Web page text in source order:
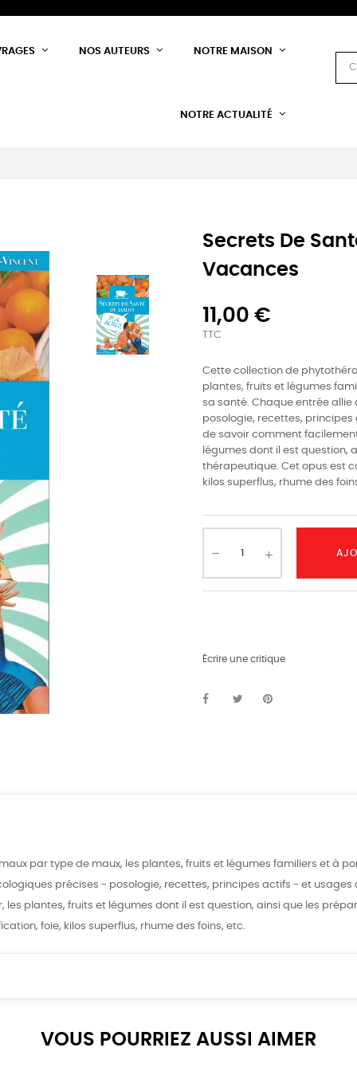
NOS AUTEURS NOTRE MAISON
NOTRE ACTUALITÉ
Secrets De
Vacances
11,00 €
TTC
Cette collection de
plantes, fruits et légumes
sa santé. Chaque entrée
posologie, recettes,
de savoir comment
légumes dont il est question,
thérapeutique. Cet opus est
kilos superflus, rhume des
Écrire une critique
par type de maux, les plantes, fruits et légumes familiers et à
précises - posologie, recettes, principes actifs - et
plantes, fruits et légumes dont il est question, ainsi que les
foie, kilos superflus, rhume des foins, etc.
VOUS POURRIEZ AUSSI AIMER